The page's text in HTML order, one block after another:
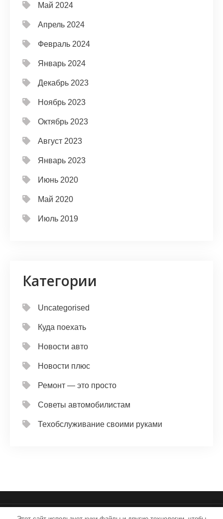
Май 2024
Апрель 2024
Февраль 2024
Январь 2024
Декабрь 2023
Ноябрь 2023
Октябрь 2023
Август 2023
Январь 2023
Июнь 2020
Май 2020
Июль 2019
Категории
Uncategorised
Куда поехать
Новости авто
Новости плюс
Ремонт — это просто
Советы автомобилистам
Техобслуживание своими руками